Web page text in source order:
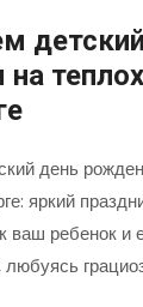
день
яркий
ваш ребенок и